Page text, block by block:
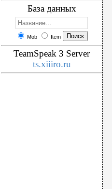
База данных
Mob Item
TeamSpeak 3 Server
ts.xiiiro.ru